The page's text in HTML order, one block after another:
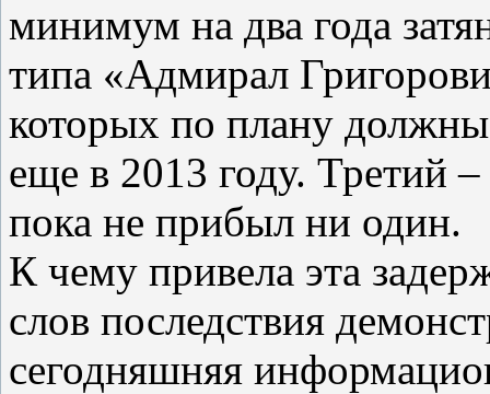
минимум на два года
типа «Адмирал
которых по плану
еще в 2013 году. Третий
пока не прибыл ни один.
К чему привела эта
слов последствия
сегодняшняя